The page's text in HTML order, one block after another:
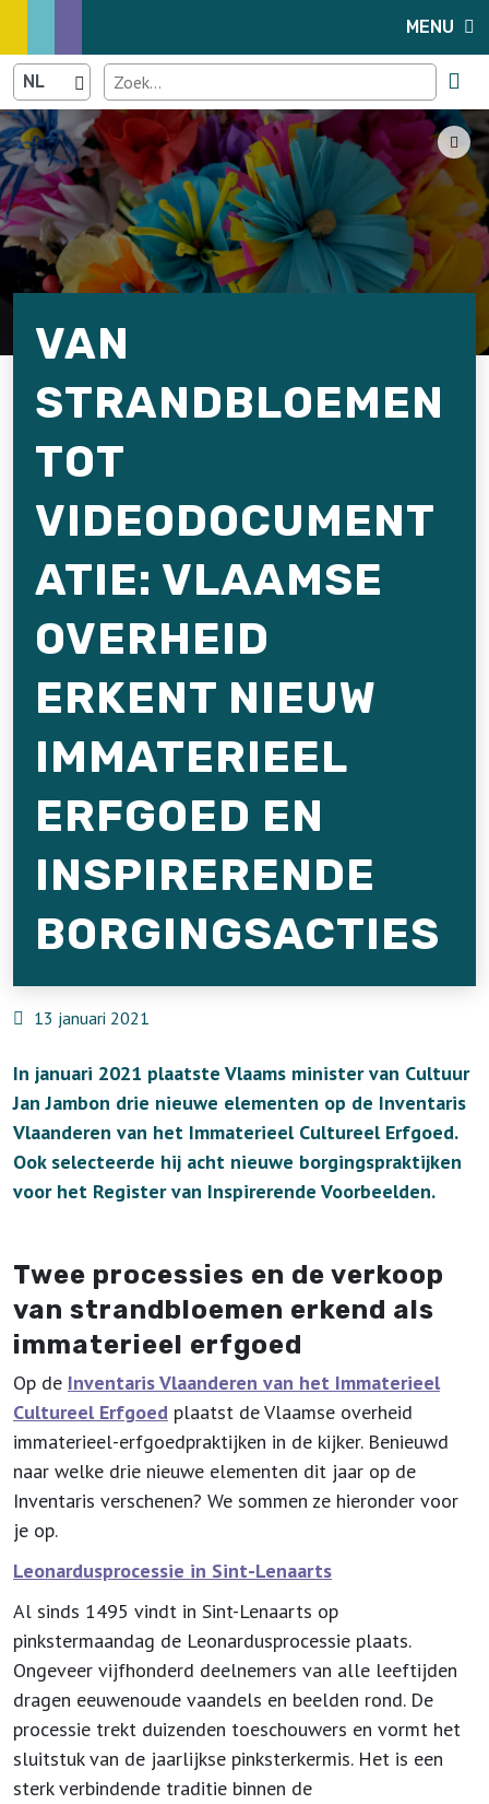
MENU
VAN
STRANDBLOEMEN
TOT
VIDEODOCUMENT
ATIE: VLAAMSE
OVERHEID
ERKENT NIEUW
IMMATERIEEL
ERFGOED EN
INSPIRERENDE
BORGINGSACTIES
13 januari 2021
In januari 2021 plaatste Vlaams minister van Cultuur
Jan Jambon drie nieuwe elementen op de Inventaris
Vlaanderen van het Immaterieel Cultureel Erfgoed.
Ook selecteerde hij acht nieuwe borgingspraktijken
voor het Register van Inspirerende Voorbeelden.
Twee processies en de verkoop
van strandbloemen erkend als
immaterieel erfgoed
Op de Inventaris Vlaanderen van het Immaterieel
Cultureel Erfgoed plaatst de Vlaamse overheid
immaterieel-erfgoedpraktijken in de kijker. Benieuwd
naar welke drie nieuwe elementen dit jaar op de
Inventaris verschenen? We sommen ze hieronder voor
je op.
Leonardusprocessie in Sint-Lenaarts
Al sinds 1495 vindt in Sint-Lenaarts op
pinkstermaandag de Leonardusprocessie plaats.
Ongeveer vijfhonderd deelnemers van alle leeftijden
dragen eeuwenoude vaandels en beelden rond. De
processie trekt duizenden toeschouwers en vormt het
sluitstuk van de jaarlijkse pinksterkermis. Het is een
sterk verbindende traditie binnen de